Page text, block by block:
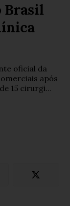
Brasil
oficial da
após
15 cirurgi...